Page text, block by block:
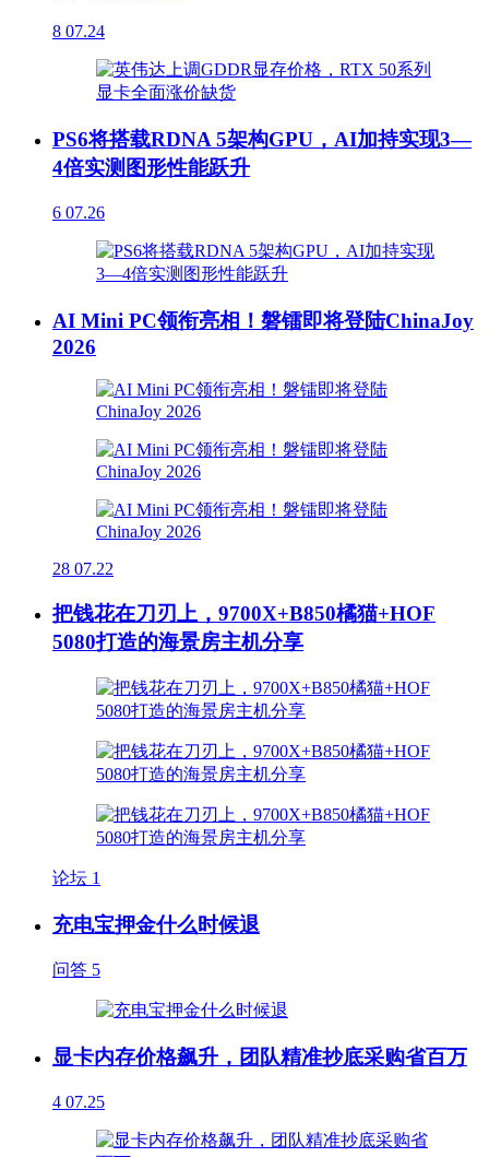
8 07.24
PS6将搭载RDNA 5架构GPU，AI加持实现3—
4倍实测图形性能跃升
6 07.26
AI Mini PC领衔亮相！磐镭即将登陆ChinaJoy
2026
28 07.22
把钱花在刀刃上，9700X+B850橘猫+HOF
5080打造的海景房主机分享
论坛 1
充电宝押金什么时候退
问答 5
显卡内存价格飙升，团队精准抄底采购省百万
4 07.25